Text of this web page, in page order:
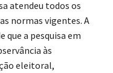
atendeu todos os
normas vigentes. A
que a pesquisa em
às
eleitoral,